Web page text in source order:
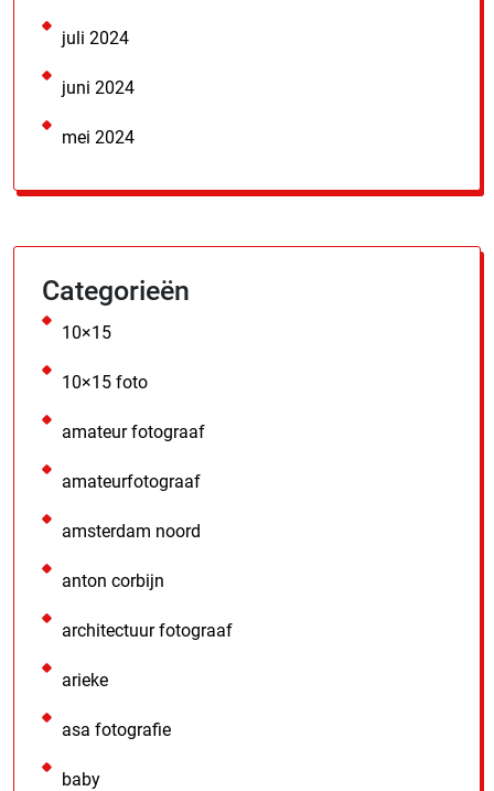
juli 2024
juni 2024
mei 2024
Categorieën
10×15
10×15 foto
amateur fotograaf
amateurfotograaf
amsterdam noord
anton corbijn
architectuur fotograaf
arieke
asa fotografie
baby